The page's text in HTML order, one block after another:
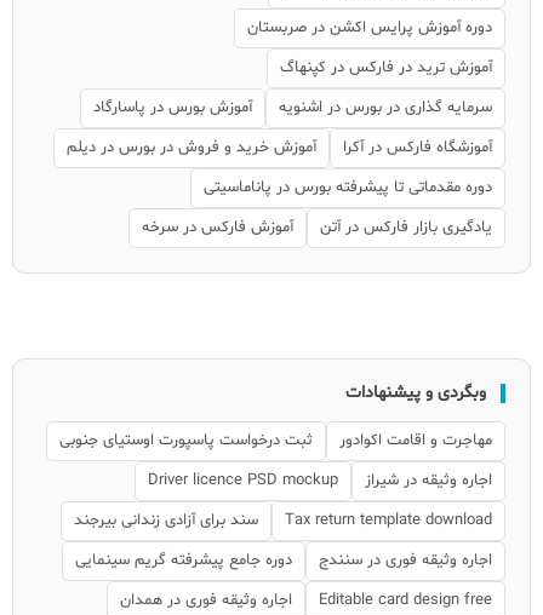
دوره آموزش پرایس اکشن در صربستان
آموزش ترید در فارکس در کپنهاگ
سرمایه گذاری در بورس در اشنویه
آموزش بورس در پاسارگاد
آموزشگاه فارکس در آکرا
آموزش خرید و فروش در بورس در دیلم
دوره مقدماتی تا پیشرفته بورس در پاناماسیتی
یادگیری بازار فارکس در آتن
آموزش فارکس در سرخه
وبگردی و پیشنهادات
مهاجرت و اقامت اکوادور
ثبت درخواست پاسپورت اوستیای جنوبی
اجاره وثیقه در شیراز
Driver licence PSD mockup
Tax return template download
سند برای آزادی زندانی بیرجند
اجاره وثیقه فوری در سنندج
دوره جامع پیشرفته گریم سینمایی
Editable card design free
اجاره وثیقه فوری در همدان